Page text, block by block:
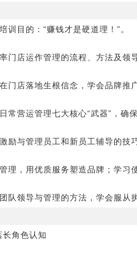
训目的：“赚钱才是硬道理！”。
门店运作管理的流程、方法及领
门店落地生根信念，学会品牌推
常营运管理七大核心“武器”，确
励与管理员工和新员工辅导的技
理，用优质服务塑造品牌；学习
队领导与管理的方法，学会服从
角色认知